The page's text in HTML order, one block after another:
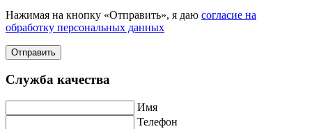
Нажимая на кнопку «Отправить», я даю согласие на
обработку персональных данных
Отправить
Служба качества
Имя
Телефон